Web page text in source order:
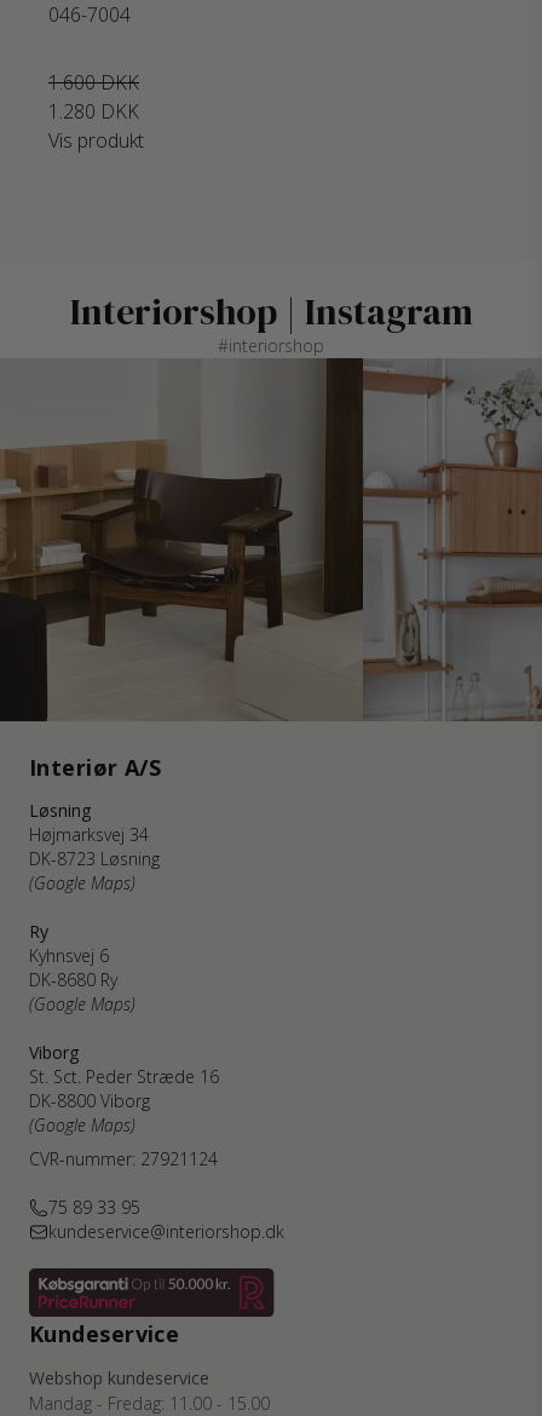
046-7004
1.600 DKK
1.280 DKK
Vis produkt
Interiorshop | Instagram
#interiorshop
Interiør A/S
Løsning
Højmarksvej 34
DK-8723 Løsning
(Google Maps)
Ry
Kyhnsvej 6
DK-8680 Ry
(Google Maps)
Viborg
St. Sct. Peder Stræde 16
DK-8800 Viborg
(Google Maps)
CVR-nummer: 27921124
75 89 33 95
kundeservice@interiorshop.dk
Kundeservice
Webshop kundeservice
Mandag - Fredag: 11.00 - 15.00